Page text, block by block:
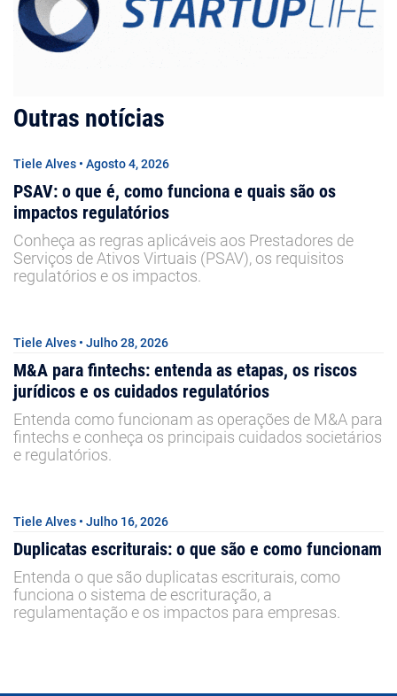
Outras notícias
Tiele Alves • Agosto 4, 2026
PSAV: o que é, como funciona e quais são os
impactos regulatórios
Conheça as regras aplicáveis aos Prestadores de
Serviços de Ativos Virtuais (PSAV), os requisitos
regulatórios e os impactos.
Tiele Alves • Julho 28, 2026
M&A para fintechs: entenda as etapas, os riscos
jurídicos e os cuidados regulatórios
Entenda como funcionam as operações de M&A para
fintechs e conheça os principais cuidados societários
e regulatórios.
Tiele Alves • Julho 16, 2026
Duplicatas escriturais: o que são e como funcionam
Entenda o que são duplicatas escriturais, como
funciona o sistema de escrituração, a
regulamentação e os impactos para empresas.